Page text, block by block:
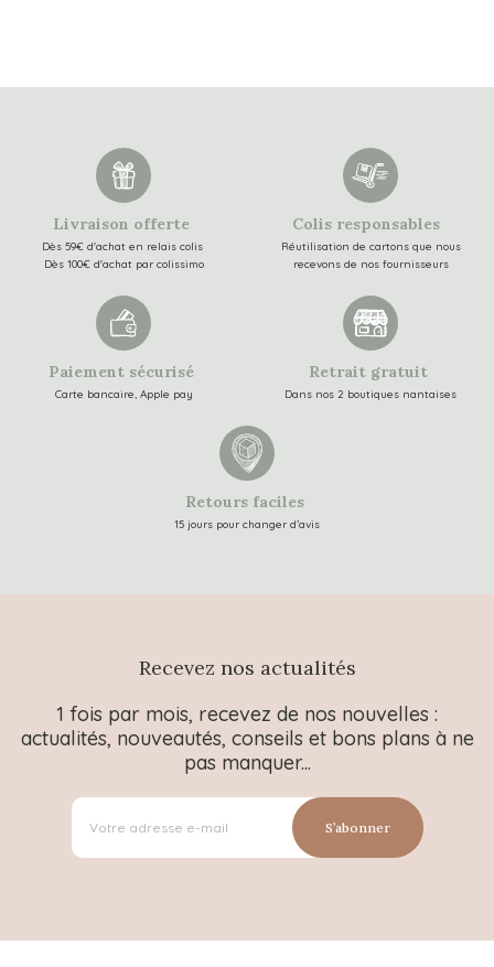
Livraison offerte
Dès 59€ d'achat en relais colis
Dès 100€ d'achat par colissimo
Colis responsables
Réutilisation de cartons que nous
recevons de nos fournisseurs
Paiement sécurisé
Carte bancaire, Apple pay
Retrait gratuit
Dans nos 2 boutiques nantaises
Retours faciles
15 jours pour changer d’avis
Recevez nos actualités
1 fois par mois, recevez de nos nouvelles :
actualités, nouveautés, conseils et bons plans à ne
pas manquer...
S’abonner